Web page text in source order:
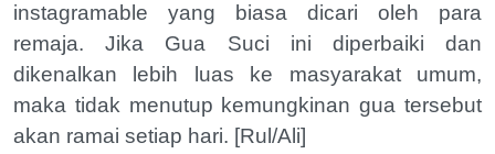
instagramable yang biasa dicari oleh para
remaja. Jika Gua Suci ini diperbaiki dan
dikenalkan lebih luas ke masyarakat umum,
maka tidak menutup kemungkinan gua tersebut
akan ramai setiap hari. [Rul/Ali]